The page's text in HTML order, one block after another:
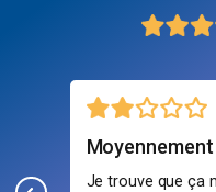
Je trouve que ça